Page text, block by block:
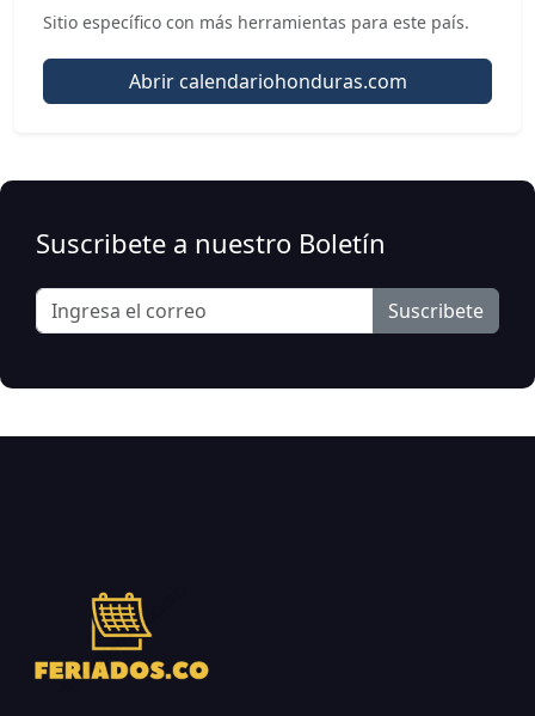
Sitio específico con más herramientas para este país.
Abrir calendariohonduras.com
Suscribete a nuestro Boletín
Suscribete